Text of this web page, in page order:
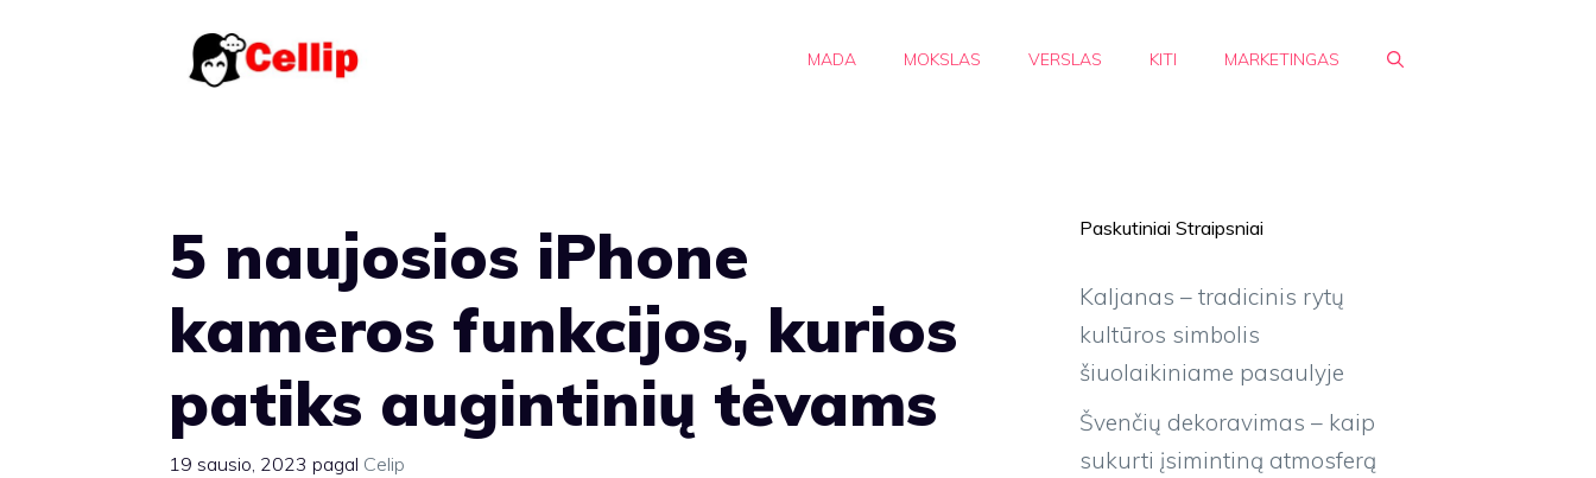
MADA MOKSLAS VERSLAS KITI MARKETINGAS
5 naujosios iPhone
kameros funkcijos, kurios
patiks augintinių tėvams
19 sausio, 2023 pagal Celip
Paskutiniai Straipsniai
Kaljanas – tradicinis rytų
kultūros simbolis
šiuolaikiniame pasaulyje
Švenčių dekoravimas – kaip
sukurti įsimintiną atmosferą